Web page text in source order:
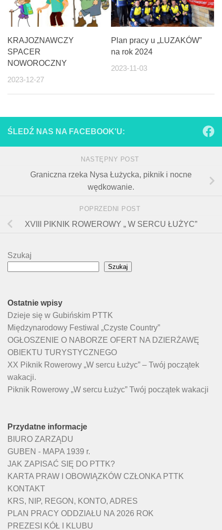
KRAJOZNAWCZY
SPACER
NOWOROCZNY
2023-12-27
Plan pracy u „LUZAKÓW”
na rok 2024
2023-11-03
ŚLEDŹ NAS NA FACEBOOK'U:
NASTĘPNY POST
Graniczna rzeka Nysa Łużycka, piknik i nocne
wędkowanie.
POPRZEDNI POST
XVIII PIKNIK ROWEROWY „ W SERCU ŁUŻYC”
Szukaj
Szukaj
Ostatnie wpisy
Dzieje się w Gubińskim PTTK
Międzynarodowy Festiwal „Czyste Country”
OGŁOSZENIE O NABORZE OFERT NA DZIERŻAWĘ
OBIEKTU TURYSTYCZNEGO
XX Piknik Rowerowy „W sercu Łużyc” – Twój początek
wakacji.
Piknik Rowerowy „W sercu Łużyc” Twój początek wakacji
Przydatne informacje
BIURO ZARZĄDU
GUBEN - MAPA 1939 r.
JAK ZAPISAĆ SIĘ DO PTTK?
KARTA PRAW I OBOWIĄZKÓW CZŁONKA PTTK
KONTAKT
KRS, NIP, REGON, KONTO, ADRES
PLAN PRACY ODDZIAŁU NA 2026 ROK
PREZESI KÓŁ I KLUBU